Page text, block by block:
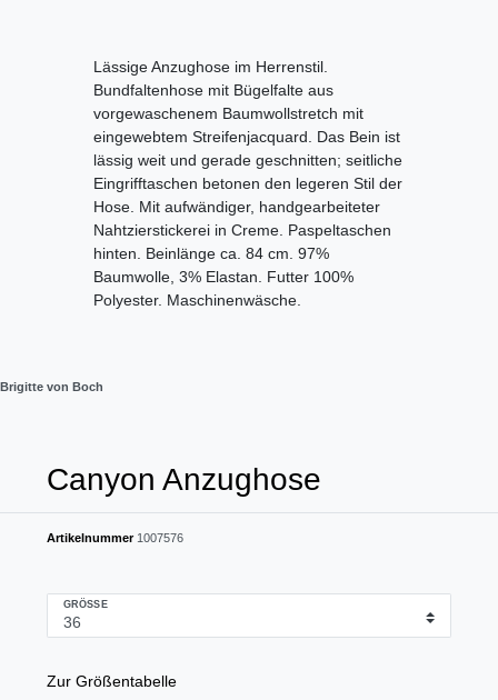
Lässige Anzughose im Herrenstil.
Bundfaltenhose mit Bügelfalte aus
vorgewaschenem Baumwollstretch mit
eingewebtem Streifenjacquard. Das Bein ist
lässig weit und gerade geschnitten; seitliche
Eingrifftaschen betonen den legeren Stil der
Hose. Mit aufwändiger, handgearbeiteter
Nahtzier­stickerei in Creme. Paspeltaschen
hinten. Beinlänge ca. 84 cm. 97%
Baumwolle, 3% Elastan. Futter 100%
Polyester. Maschinenwäsche.
Brigitte von Boch
Canyon Anzughose
Artikelnummer 1007576
GRÖSSE
Zur Größentabelle